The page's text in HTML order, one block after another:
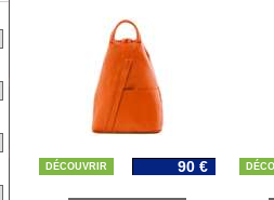
DÉCOUVRIR 90 €